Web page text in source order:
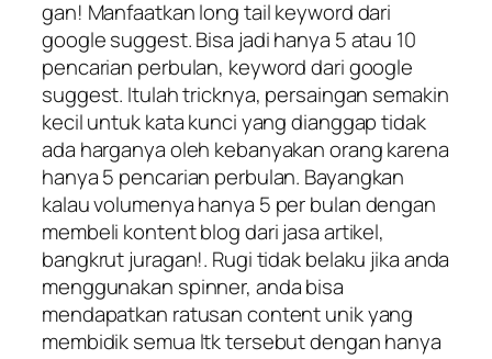
gan! Manfaatkan long tail keyword dari
google suggest. Bisa jadi hanya 5 atau 10
pencarian perbulan, keyword dari google
suggest. Itulah tricknya, persaingan semakin
kecil untuk kata kunci yang dianggap tidak
ada harganya oleh kebanyakan orang karena
hanya 5 pencarian perbulan. Bayangkan
kalau volumenya hanya 5 per bulan dengan
membeli kontent blog dari jasa artikel,
bangkrut juragan!. Rugi tidak belaku jika anda
menggunakan spinner, anda bisa
mendapatkan ratusan content unik yang
membidik semua ltk tersebut dengan hanya